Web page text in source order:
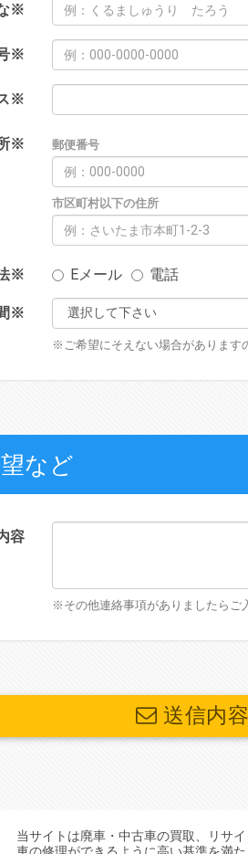
※
※
※
※ 郵便番号
市区町村以下の住所
※ Eメール 電話
※
※ご希望にそえない場合があります
など
容
※その他連絡事項がありましたらご
送信内
当サイトは廃車・中古車の買取、リサ